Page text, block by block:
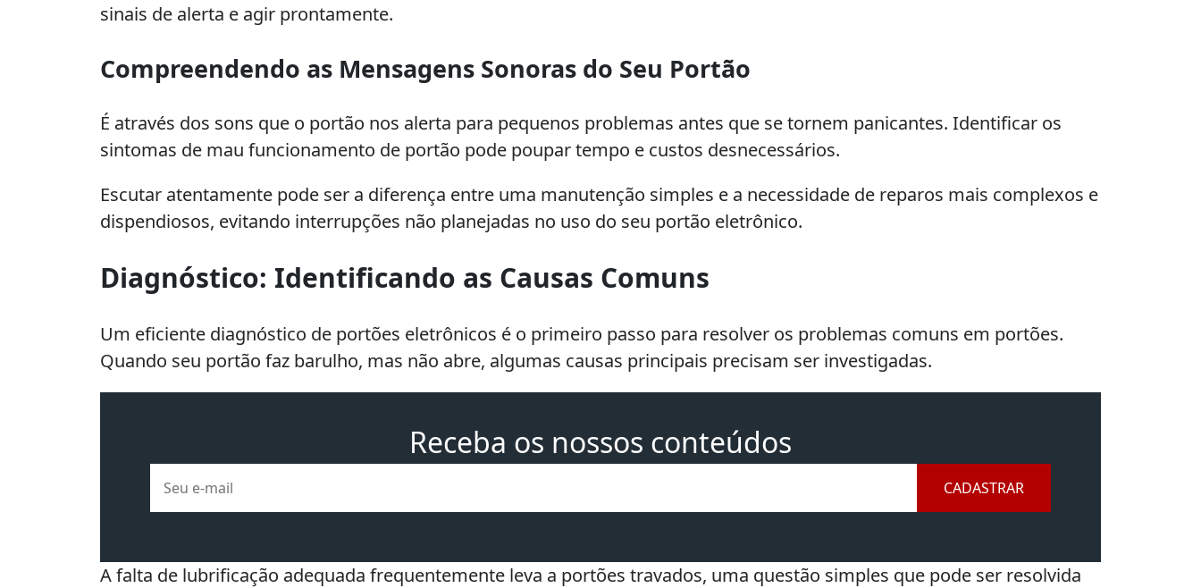
sinais de alerta e agir prontamente.
Compreendendo as Mensagens Sonoras do Seu Portão
É através dos sons que o portão nos alerta para pequenos problemas antes que se tornem panicantes. Identificar os
sintomas de mau funcionamento de portão pode poupar tempo e custos desnecessários.
Escutar atentamente pode ser a diferença entre uma manutenção simples e a necessidade de reparos mais complexos e
dispendiosos, evitando interrupções não planejadas no uso do seu portão eletrônico.
Diagnóstico: Identificando as Causas Comuns
Um eficiente diagnóstico de portões eletrônicos é o primeiro passo para resolver os problemas comuns em portões.
Quando seu portão faz barulho, mas não abre, algumas causas principais precisam ser investigadas.
Receba os nossos conteúdos
mail
CADASTRAR
A falta de lubrificação adequada frequentemente leva a portões travados, uma questão simples que pode ser resolvida